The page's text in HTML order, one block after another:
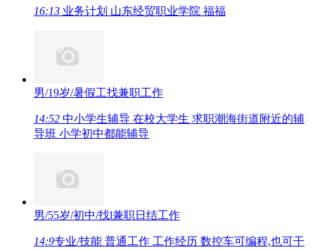
16:13 业务计划 山东经贸职业学院 福福
男/19岁/暑假工找兼职工作
14:52 中小学生辅导 在校大学生 求职潮海街道附近的辅
导班 小学初中都能辅导
男/55岁/初中/找l兼职日结工作
14:9专业/技能 普通工作 工作经历 数控车可编程,也可干